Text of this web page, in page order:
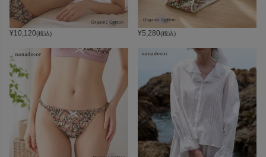
¥10,120(税込) ¥5,280(税込)